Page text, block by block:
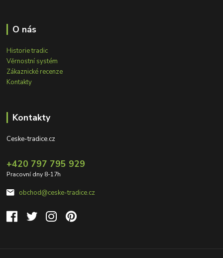
O nás
Historie tradic
Věrnostní systém
Zákaznické recenze
Kontakty
Kontakty
Ceske-tradice.cz
+420 797 795 929
Pracovní dny 8-17h
obchod@ceske-tradice.cz